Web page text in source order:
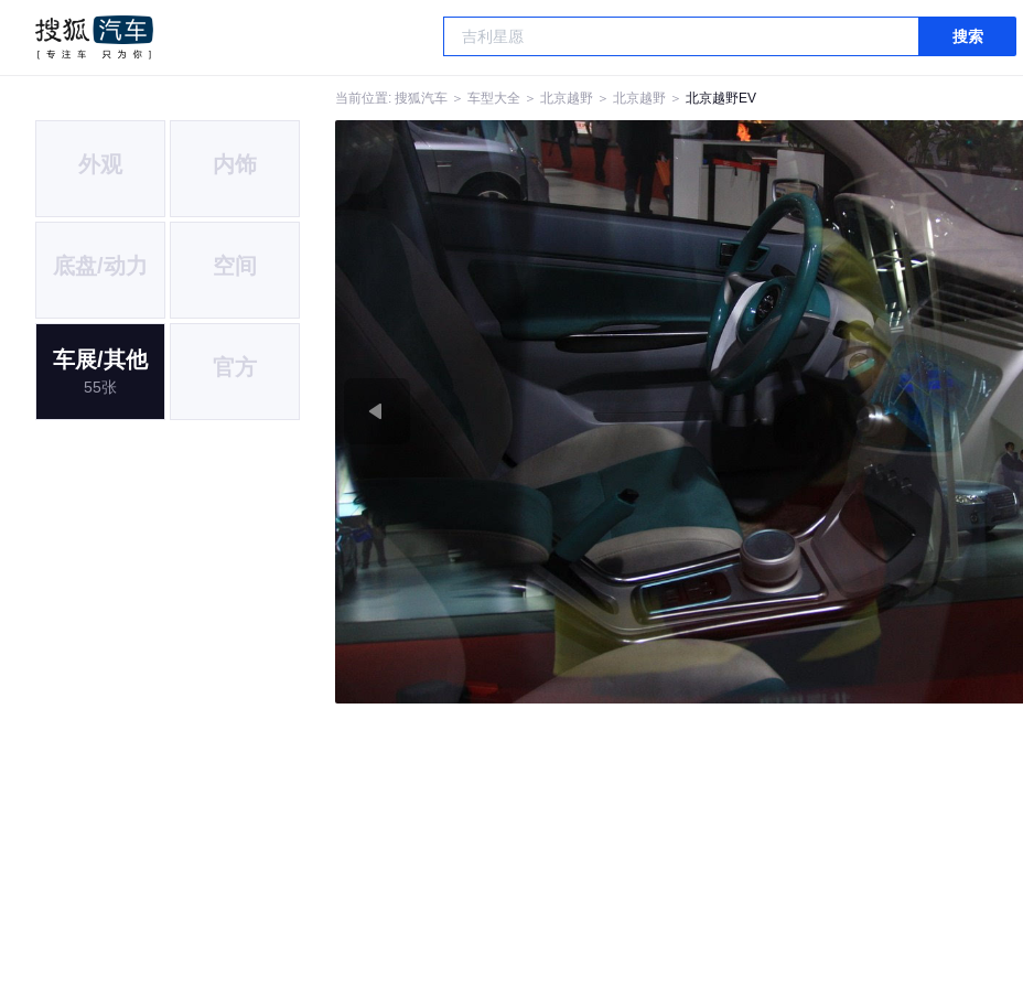
搜索
当前位置: 搜狐汽车 ＞ 车型大全 ＞ 北京越野 ＞ 北京越野 ＞ 北京越野EV
外观 内饰
底盘/动力 空间
车展/其他
55张
官方